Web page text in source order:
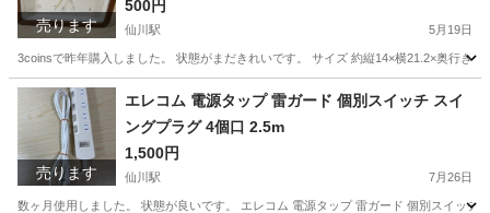
売ります
500円
仙川駅 5月19日
3coinsで昨年購入しました。 状態がまだきれいです。 サイズ 約縦14×横21.2×奥行き
東京 調布市 時計 3coins
売ります
エレコム 電源タップ 雷ガード 個別スイッチ スイ
ングプラグ 4個口 2.5m
1,500円
仙川駅 7月26日
数ヶ月使用しました。 状態が良いです。 エレコム 電源タップ 雷ガード 個別スイッ